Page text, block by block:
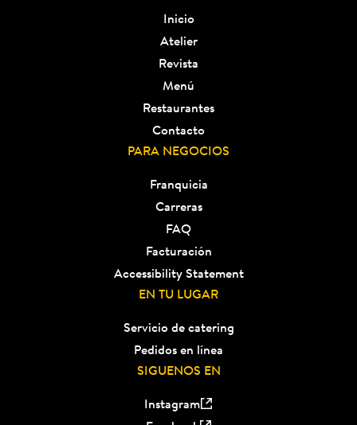
Inicio
Atelier
Revista
Menú
Restaurantes
Contacto
PARA NEGOCIOS
Franquicia
Carreras
FAQ
Facturación
Accessibility Statement
EN TU LUGAR
Servicio de catering
Pedidos en línea
SIGUENOS EN
Instagram